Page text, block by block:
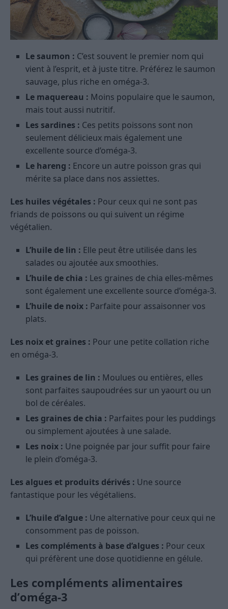
Le saumon : C’est souvent le premier nom qui
vient à l’esprit, et à juste titre. Préférez le saumon
sauvage, plus riche en oméga-3.
Le maquereau : Moins populaire que le saumon,
mais tout aussi nutritif.
Les sardines : Ces petits poissons sont non
seulement délicieux mais également une
excellente source d’oméga-3.
Le hareng : Encore un autre poisson gras qui
mérite sa place dans nos assiettes.
Les huiles végétales : Pour ceux qui ne sont pas
friands de poissons ou qui suivent un régime
végétalien.
L’huile de lin : Elle peut être utilisée dans les
salades ou ajoutée aux smoothies.
L’huile de chia : Les graines de chia elles-mêmes
sont également une excellente source d’oméga-3.
L’huile de noix : Parfaite pour assaisonner vos
plats.
Les noix et graines : Pour une petite collation riche
en oméga-3.
Les graines de lin : Moulues ou entières, elles
sont parfaites saupoudrées sur un yaourt ou un
bol de céréales.
Les graines de chia : Parfaites pour les puddings
ou simplement ajoutées à une salade.
Les noix : Une poignée par jour suffit pour faire
le plein d’oméga-3.
Les algues et produits dérivés : Une source
fantastique pour les végétaliens.
L’huile d’algue : Une alternative pour ceux qui ne
consomment pas de poisson.
Les compléments à base d’algues : Pour ceux
qui préfèrent une dose quotidienne en gélule.
Les compléments alimentaires
d’oméga-3